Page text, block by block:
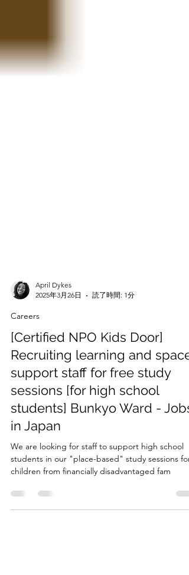
2025年3月26日
読了時間: 1分
Careers
[Certified NPO Kids Door]
Recruiting learning and space
support staff for free study
sessions [for high school
students] Bunkyo Ward - Jobs
in Japan
We are looking for staff to support high school
children from financially disadvantaged fam